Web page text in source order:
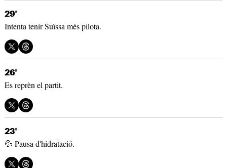
29'
Intenta tenir Suïssa més pilota.
26'
Es reprèn el partit.
23'
💦 Pausa d'hidratació.